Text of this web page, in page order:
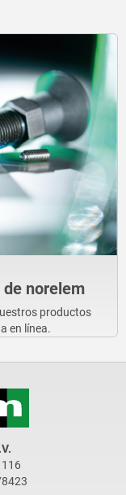
norelem
productos
en línea.
116